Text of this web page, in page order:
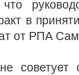
в
от РПА